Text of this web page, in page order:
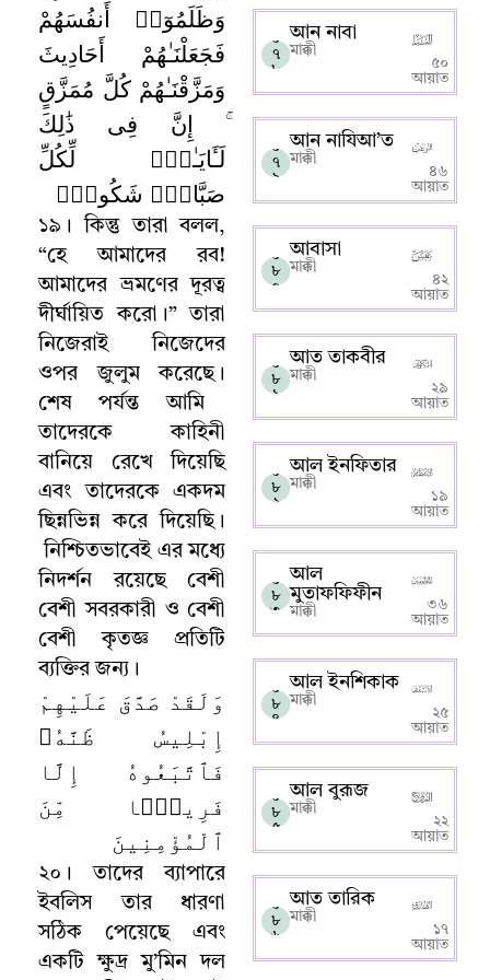
وَظَلَمُوٓا۟ أَنفُسَهُمْ
فَجَعَلْنَـٰهُمْ أَحَادِيثَ
وَمَزَّقْنَـٰهُمْ كُلَّ مُمَزَّقٍ
ۚ إِنَّ فِى ذَٰلِكَ
لَـَٔايَـٰتٍۢ لِّكُلِّ
صَبَّارٍۢ شَكُورٍۢ
১৯ । কিন্তু তারা বলল,
“হে আমাদের রব!
আমাদের ভ্রমণের দূরত্ব
দীর্ঘায়িত করো ।”
তারা
নিজেরাই নিজেদের
ওপর জুলুম করেছে।
শেষ পর্যন্ত আমি
তাদেরকে কাহিনী
বানিয়ে রেখে দিয়েছি
এবং তাদেরকে একদম
ছিন্নভিন্ন করে দিয়েছি।
নিশ্চিতভাবেই এর মধ্যে
নিদর্শন রয়েছে বেশী
বেশী সবরকারী ও বেশী
বেশী কৃতজ্ঞ প্রতিটি
ব্যক্তির জন্য ।
وَلَقَدْ صَدَّقَ عَلَيْهِمْ
إِبْلِيسُ ظَنَّهُۥ
فَٱتَّبَعُوهُ إِلَّا
فَرِيقًۭا مِّنَ
ٱلْمُؤْمِنِينَ
২০ ।
তাদের ব্যাপারে
ইবলিস তার ধারণা
সঠিক পেয়েছে এবং
একটি ক্ষুদ্র মু’মিন দল
০
৭
৮
আন নাবা
মাক্কী
৫০
আয়াত
০
৭
৯
আন নাযিআ’ত
মাক্কী
৪৬
আয়াত
০
৮
০
আবাসা
মাক্কী
৪২
আয়াত
০
৮
১
আত তাকবীর
মাক্কী
২৯
আয়াত
০
৮
২
আল ইনফিতার
মাক্কী
১৯
আয়াত
০
৮
৩
আল
মুতাফফিফীন
মাক্কী
৩৬
আয়াত
০
৮
৪
আল ইনশিকাক
মাক্কী
২৫
আয়াত
০
৮
৫
আল বুরূজ
মাক্কী
২২
আয়াত
০
৮
৬
আত তারিক
মাক্কী
১৭
আয়াত